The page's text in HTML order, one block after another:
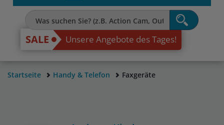
SALE Unsere Angebote des Tages!
Startseite Handy & Telefon Faxgeräte